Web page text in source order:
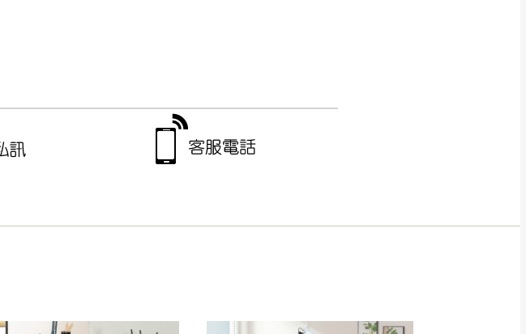
或收貨地點搬運過於困難等因素，導致無法順利配送，
其他的吊掛方式吊運，費用將由買方自行支付。
指定特定時間送達，司機當天到貨前皆會再與您通知，
自動取消)。
付費清運專線：0800-085-717。